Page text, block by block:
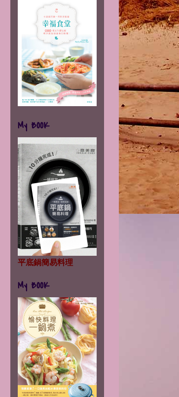
My BOOK
平底鍋簡易料理
My BOOK